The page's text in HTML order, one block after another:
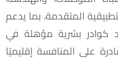
المتقدمة، بما يدعم
كوادر بشرية مؤهلة في
على المنافسة إقليميًا